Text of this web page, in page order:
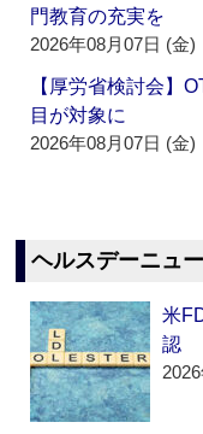
門教育の充実を
2026年08月07日 (金)
【厚労省検討会】
目が対象に
2026年08月07日 (金)
ヘルスデーニュ
米
認